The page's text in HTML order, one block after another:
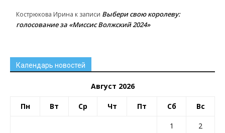
Кострюкова Ирина к записи Выбери свою королеву:
голосование за «Миссис Волжский 2024»
Календарь новостей
Август 2026
Пн Вт Ср Чт Пт Сб Вс
1 2